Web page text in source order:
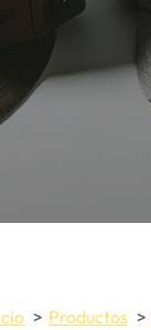
Productos